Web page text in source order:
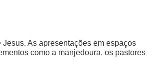
As apresentações em espaços
como a manjedoura, os pastores